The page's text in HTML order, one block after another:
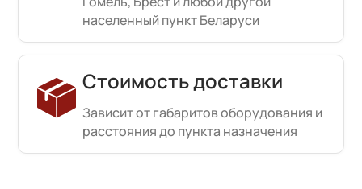
населенный пункт Беларуси
Стоимость доставки
Зависит от габаритов оборудования и
расстояния до пункта назначения